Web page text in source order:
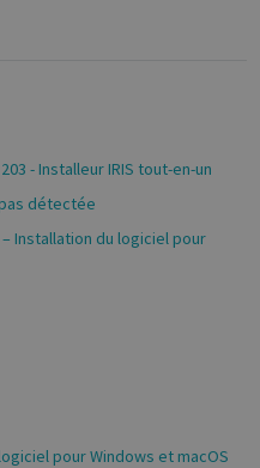
- Installeur IRIS tout-en-un
pas détectée
– Installation du logiciel pour
pour Windows et macOS